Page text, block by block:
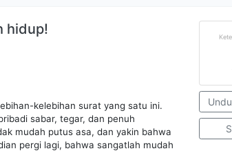
hidup!
kelebihan surat yang satu ini.
sabar, tegar, dan penuh
mudah putus asa, dan yakin bahwa
pergi lagi, bahwa sangatlah mudah